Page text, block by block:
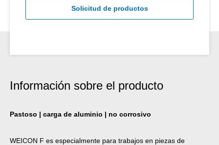
Solicitud de productos
Información sobre el producto
Pastoso | carga de aluminio | no corrosivo
WEICON F es especialmente para trabajos en piezas de